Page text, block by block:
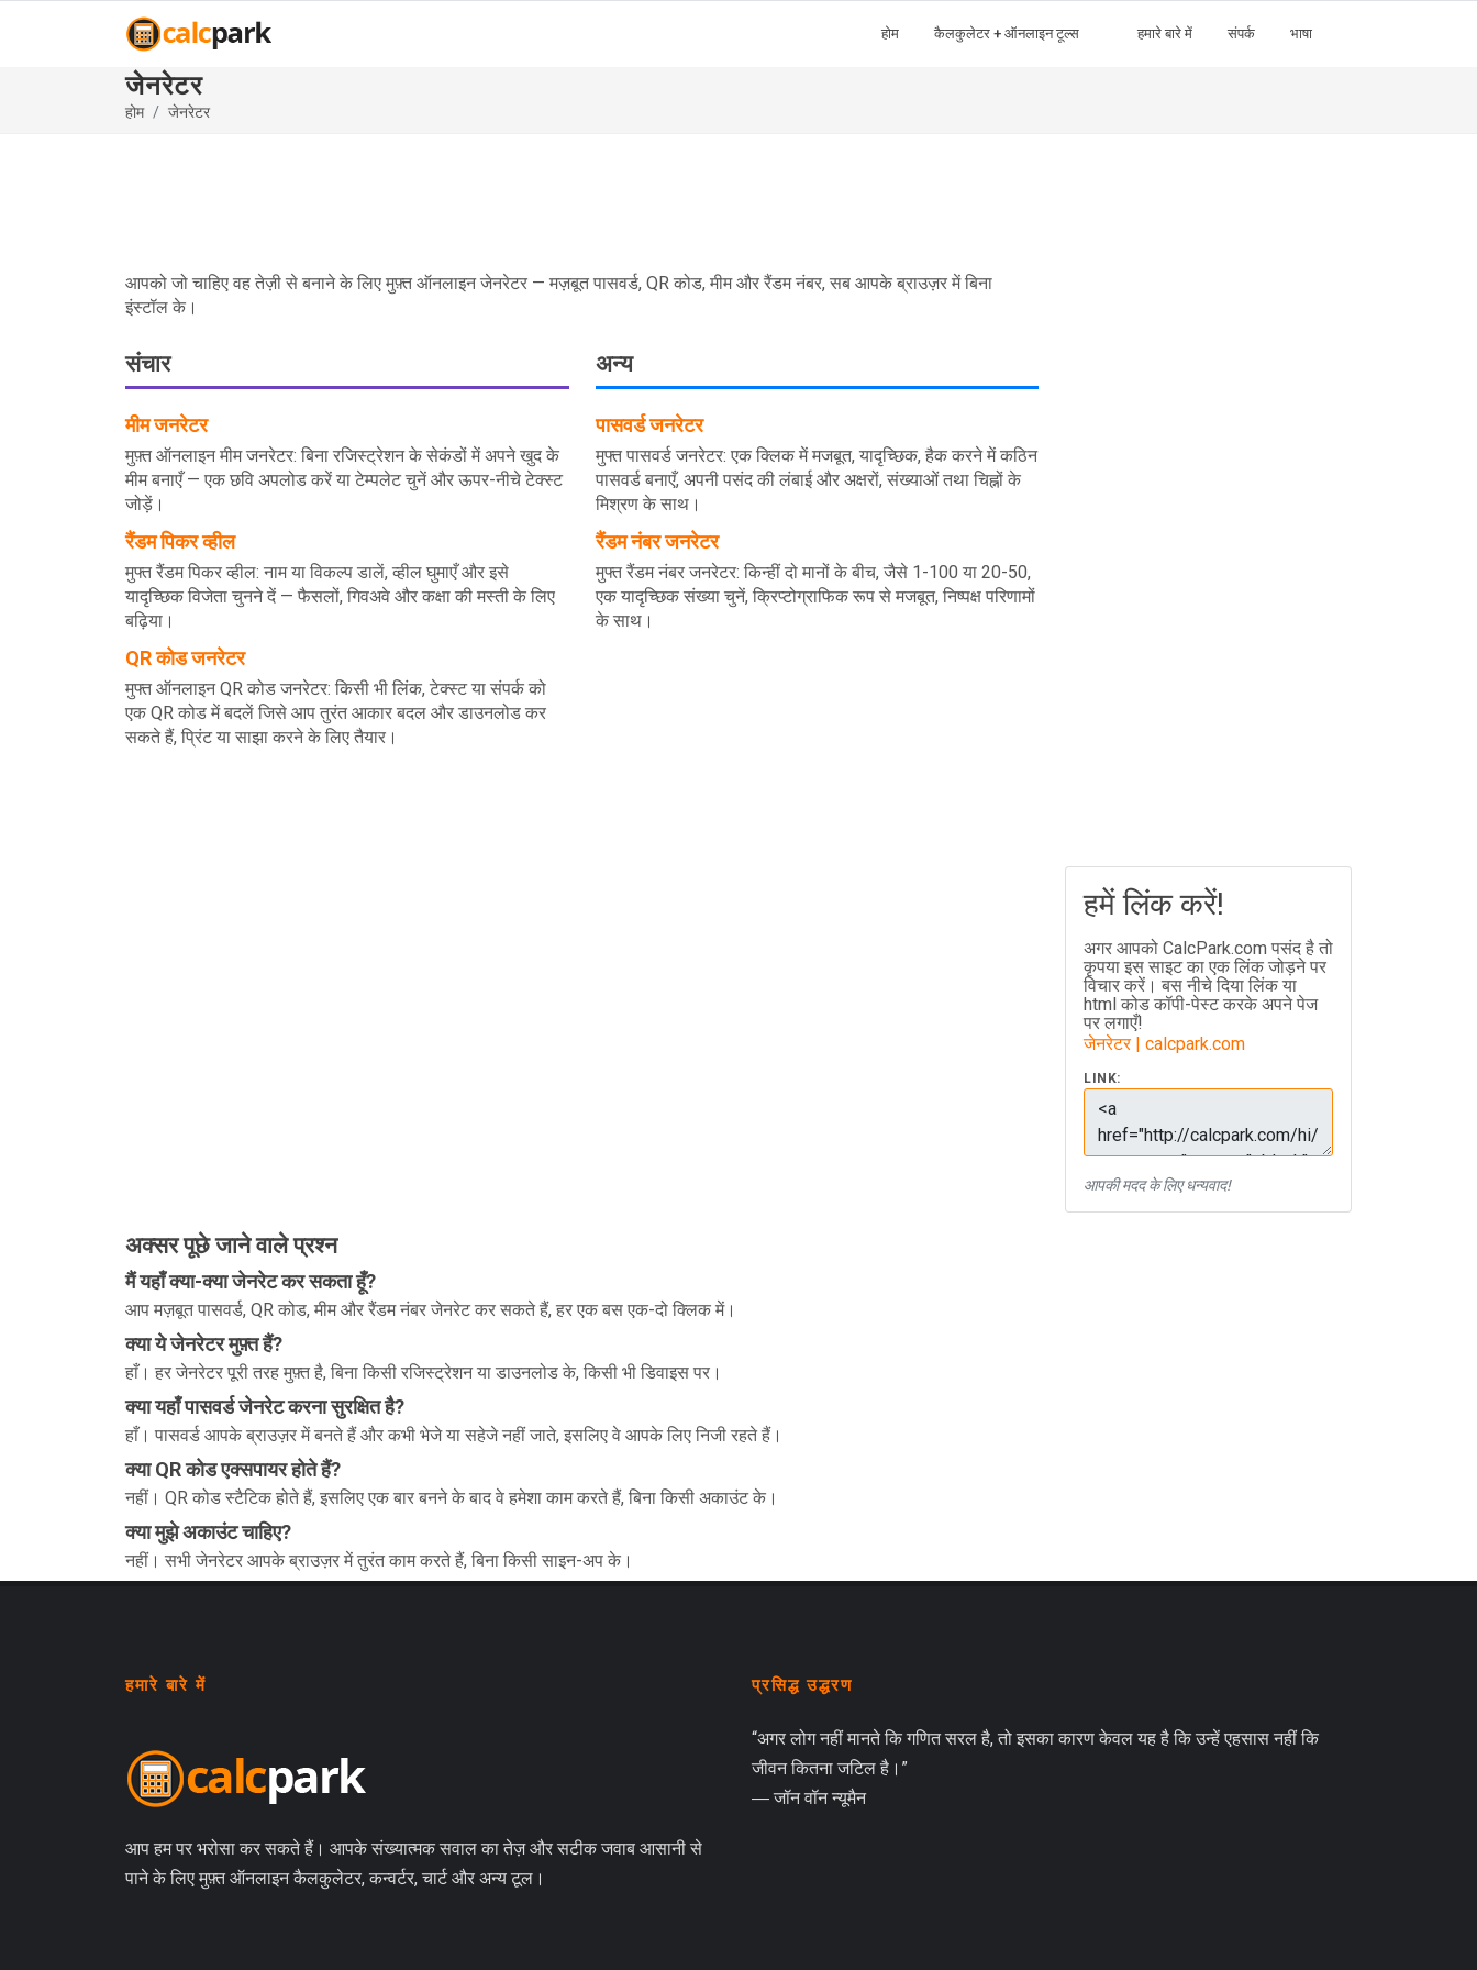
होम कैलकुलेटर + ऑनलाइन टूल्स हमारे बारे में संपर्क भाषा
जेनरेटर
होम जेनरेटर
आपको जो चाहिए वह तेज़ी से बनाने के लिए मुफ़्त ऑनलाइन जेनरेटर — मज़बूत पासवर्ड, QR कोड, मीम और रैंडम नंबर, सब आपके ब्राउज़र में बिना
इंस्टॉल के।
संचार
मीम जनरेटर
मुफ़्त ऑनलाइन मीम जनरेटर: बिना रजिस्ट्रेशन के सेकंडों में अपने खुद के
मीम बनाएँ — एक छवि अपलोड करें या टेम्पलेट चुनें और ऊपर-नीचे टेक्स्ट
जोड़ें।
रैंडम पिकर व्हील
मुफ्त रैंडम पिकर व्हील: नाम या विकल्प डालें, व्हील घुमाएँ और इसे
यादृच्छिक विजेता चुनने दें — फैसलों, गिवअवे और कक्षा की मस्ती के लिए
बढ़िया।
QR कोड जनरेटर
मुफ्त ऑनलाइन QR कोड जनरेटर: किसी भी लिंक, टेक्स्ट या संपर्क को
एक QR कोड में बदलें जिसे आप तुरंत आकार बदल और डाउनलोड कर
सकते हैं, प्रिंट या साझा करने के लिए तैयार।
अन्य
पासवर्ड जनरेटर
मुफ्त पासवर्ड जनरेटर: एक क्लिक में मजबूत, यादृच्छिक, हैक करने में कठिन
पासवर्ड बनाएँ, अपनी पसंद की लंबाई और अक्षरों, संख्याओं तथा चिह्नों के
मिश्रण के साथ।
रैंडम नंबर जनरेटर
मुफ्त रैंडम नंबर जनरेटर: किन्हीं दो मानों के बीच, जैसे 1-100 या 20-50,
एक यादृच्छिक संख्या चुनें, क्रिप्टोग्राफिक रूप से मजबूत, निष्पक्ष परिणामों
के साथ।
हमें लिंक करें!
अगर आपको CalcPark.com पसंद है तो
कृपया इस साइट का एक लिंक जोड़ने पर
विचार करें। बस नीचे दिया लिंक या
html कोड कॉपी-पेस्ट करके अपने पेज
पर लगाएँ!
जेनरेटर | calcpark.com
LINK:
आपकी मदद के लिए धन्यवाद!
अक्सर पूछे जाने वाले प्रश्न
मैं यहाँ क्या-क्या जेनरेट कर सकता हूँ?
आप मज़बूत पासवर्ड, QR कोड, मीम और रैंडम नंबर जेनरेट कर सकते हैं, हर एक बस एक-दो क्लिक में।
क्या ये जेनरेटर मुफ़्त हैं?
हाँ। हर जेनरेटर पूरी तरह मुफ़्त है, बिना किसी रजिस्ट्रेशन या डाउनलोड के, किसी भी डिवाइस पर।
क्या यहाँ पासवर्ड जेनरेट करना सुरक्षित है?
हाँ। पासवर्ड आपके ब्राउज़र में बनते हैं और कभी भेजे या सहेजे नहीं जाते, इसलिए वे आपके लिए निजी रहते हैं।
क्या QR कोड एक्सपायर होते हैं?
नहीं। QR कोड स्टैटिक होते हैं, इसलिए एक बार बनने के बाद वे हमेशा काम करते हैं, बिना किसी अकाउंट के।
क्या मुझे अकाउंट चाहिए?
नहीं। सभी जेनरेटर आपके ब्राउज़र में तुरंत काम करते हैं, बिना किसी साइन-अप के।
हमारे बारे में
आप हम पर भरोसा कर सकते हैं। आपके संख्यात्मक सवाल का तेज़ और सटीक जवाब आसानी से
पाने के लिए मुफ़्त ऑनलाइन कैलकुलेटर, कन्वर्टर, चार्ट और अन्य टूल।
प्रसिद्ध उद्धरण
“अगर लोग नहीं मानते कि गणित सरल है, तो इसका कारण केवल यह है कि उन्हें एहसास नहीं कि
जीवन कितना जटिल है।”
― जॉन वॉन न्यूमैन